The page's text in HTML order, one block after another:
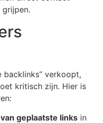
grijpen.
backlinks” verkoopt,
kritisch zijn. Hier is
geplaatste links in